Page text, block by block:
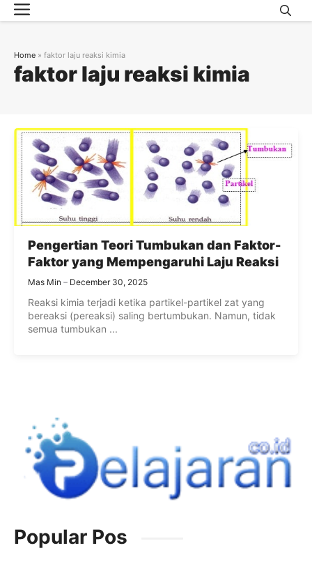
Skip
to
Menu
faktor laju reaksi kimia
Home » faktor laju reaksi kimia
Pengertian Teori Tumbukan dan Faktor-
Faktor yang Mempengaruhi Laju Reaksi
Mas Min December 30, 2025
Reaksi kimia terjadi ketika partikel-partikel zat yang
bereaksi (pereaksi) saling bertumbukan. Namun, tidak
semua tumbukan ...
Popular Pos